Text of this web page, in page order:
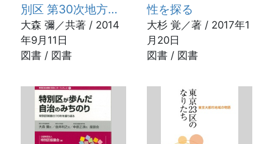
別区 第30次地方制
度調査会答申からの
展望
大森 彌／共著 / 2014
年9月11日
図書 / 図書
性を探る
大杉 覚／著 / 2017年1
月20日
図書 / 図書